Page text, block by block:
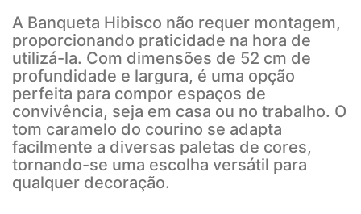
A Banqueta Hibisco não requer montagem,
proporcionando praticidade na hora de
utilizá-la. Com dimensões de 52 cm de
profundidade e largura, é uma opção
perfeita para compor espaços de
convivência, seja em casa ou no trabalho. O
tom caramelo do courino se adapta
facilmente a diversas paletas de cores,
tornando-se uma escolha versátil para
qualquer decoração.